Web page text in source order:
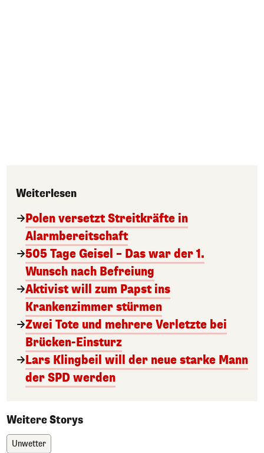
Weiterlesen
Polen versetzt Streitkräfte in
Alarmbereitschaft
505 Tage Geisel – Das war der 1.
Wunsch nach Befreiung
Aktivist will zum Papst ins
Krankenzimmer stürmen
Zwei Tote und mehrere Verletzte bei
Brücken-Einsturz
Lars Klingbeil will der neue starke Mann
der SPD werden
Weitere Storys
Unwetter